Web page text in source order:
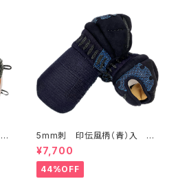
5mm刺 印伝風柄（青）入 甲
手 一般用Lサイズ
¥7,700
44%OFF